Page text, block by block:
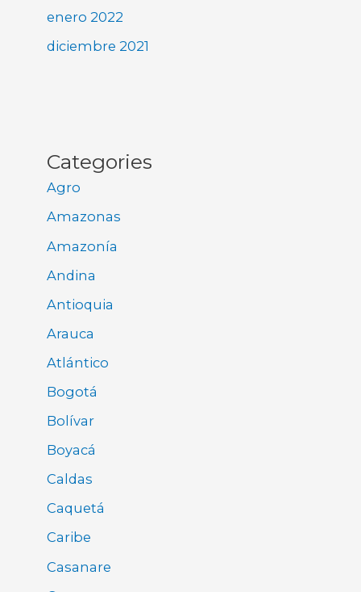
enero 2022
diciembre 2021
Categories
Agro
Amazonas
Amazonía
Andina
Antioquia
Arauca
Atlántico
Bogotá
Bolívar
Boyacá
Caldas
Caquetá
Caribe
Casanare